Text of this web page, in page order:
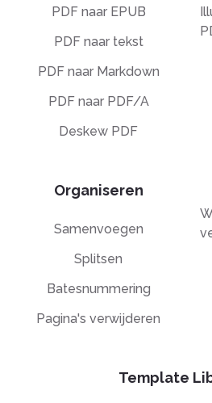
PDF naar EPUB
PDF naar tekst
PDF naar Markdown
PDF naar PDF/A
Deskew PDF
Organiseren
Samenvoegen
Splitsen
Batesnummering
Pagina's verwijderen
Template